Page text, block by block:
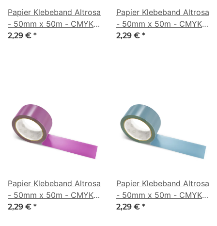
Papier Klebeband Altrosa
- 50mm x 50m - CMYK
0/42/33/3
2,29 € *
Papier Klebeband Altrosa
- 50mm x 50m - CMYK
0/53/21/40
2,29 € *
Papier Klebeband Altrosa
- 50mm x 50m - CMYK
0/63/9/49
2,29 € *
Papier Klebeband Altrosa
- 50mm x 50m - CMYK
43/16/0/45
2,29 € *